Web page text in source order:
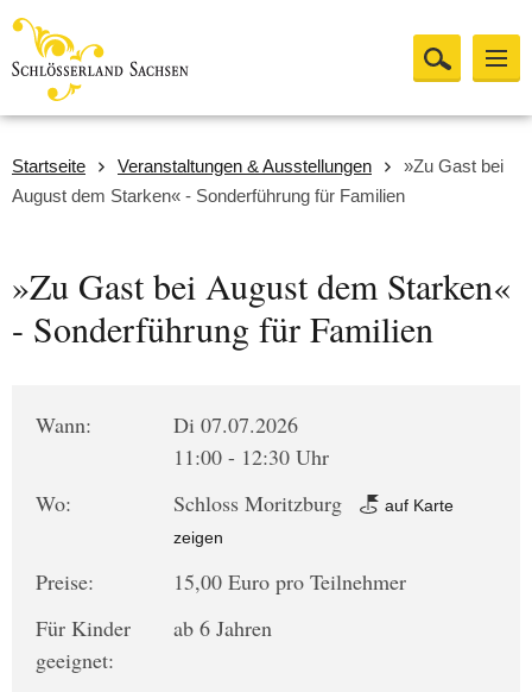
Startseite Veranstaltungen & Ausstellungen
»Zu Gast bei
August dem Starken« - Sonderführung für Familien
»Zu Gast bei August dem Starken«
- Sonderführung für Familien
Wann:
Di 07.07.2026
11:00 - 12:30 Uhr
Wo:
Schloss Moritzburg
auf Karte
zeigen
Preise:
15,00 Euro pro Teilnehmer
Für Kinder
geeignet:
ab 6 Jahren